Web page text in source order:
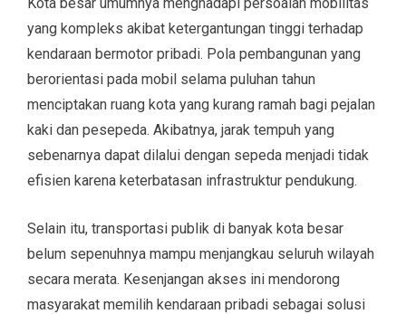
yang kompleks akibat ketergantungan tinggi terhadap
kendaraan bermotor pribadi. Pola pembangunan yang
berorientasi pada mobil selama puluhan tahun
menciptakan ruang kota yang kurang ramah bagi pejalan
kaki dan pesepeda. Akibatnya, jarak tempuh yang
sebenarnya dapat dilalui dengan sepeda menjadi tidak
efisien karena keterbatasan infrastruktur pendukung.
Selain itu, transportasi publik di banyak kota besar
belum sepenuhnya mampu menjangkau seluruh wilayah
secara merata. Kesenjangan akses ini mendorong
masyarakat memilih kendaraan pribadi sebagai solusi